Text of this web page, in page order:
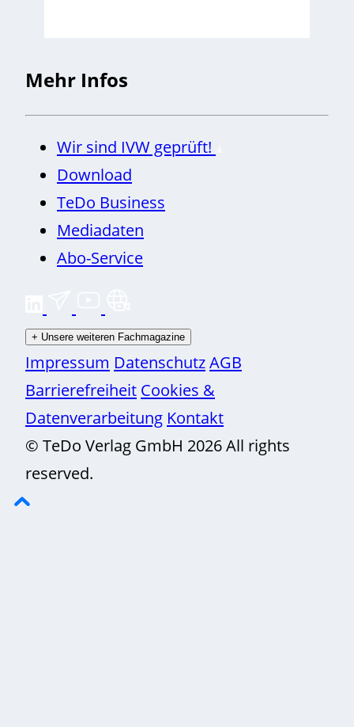
Mehr Infos
Wir sind IVW geprüft!
Download
TeDo Business
Mediadaten
Abo-Service
+ Unsere weiteren Fachmagazine
Impressum DatenschutzAGB
Barrierefreiheit Cookies &
Datenverarbeitung Kontakt
© TeDo Verlag GmbH 2026 All rights
reserved.